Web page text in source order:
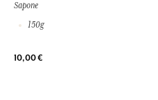
Sapone
150g
10,00 €